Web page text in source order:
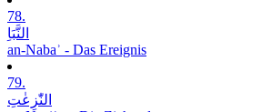
78.
النَّبَاِ
an-Nabaʾ - Das Ereignis
79.
النّٰزِعٰتِ